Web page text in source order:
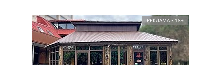
РЕКЛАМА • 18+